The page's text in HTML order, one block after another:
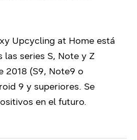
Upcycling at Home está
series S, Note y Z
2018 (S9, Note9 o
9 y superiores. Se
en el futuro.